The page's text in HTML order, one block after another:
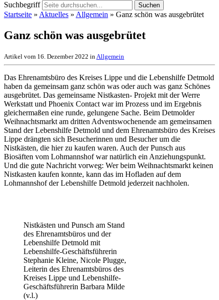
Suchbegriff Suchen
Startseite » Aktuelles » Allgemein » Ganz schön was ausgebrütet
Ganz schön was ausgebrütet
Artikel vom 16. Dezember 2022 in Allgemein
Das Ehrenamtsbüro des Kreises Lippe und die Lebenshilfe Detmold
haben da gemeinsam ganz schön was oder auch was ganz Schönes
ausgebrütet. Das gemeinsame Nistkasten- Projekt mit der Werre
Werkstatt und Phoenix Contact war im Prozess und im Ergebnis
gleichermaßen eine runde, gelungene Sache. Beim Detmolder
Weihnachtsmarkt am dritten Adventswochenende am gemeinsamen
Stand der Lebenshilfe Detmold und dem Ehrenamtsbüro des Kreises
Lippe drängten sich Besucherinnen und Besucher um die
Nistkästen, die hier zu kaufen waren. Auch der Punsch aus
Biosäften vom Lohmannshof war natürlich ein Anziehungspunkt.
Und die gute Nachricht vorweg: Wer beim Weihnachtsmarkt keinen
Nistkasten kaufen konnte, kann das im Hofladen auf dem
Lohmannshof der Lebenshilfe Detmold jederzeit nachholen.
Nistkästen und Punsch am Stand
des Ehrenamtsbüros und der
Lebenshilfe Detmold mit
Lebenshilfe-Geschäftsführerin
Stephanie Kleine, Nicole Plugge,
Leiterin des Ehrenamtsbüros des
Kreises Lippe und Lebenshilfe-
Geschäftsführerin Barbara Milde
(v.l.)